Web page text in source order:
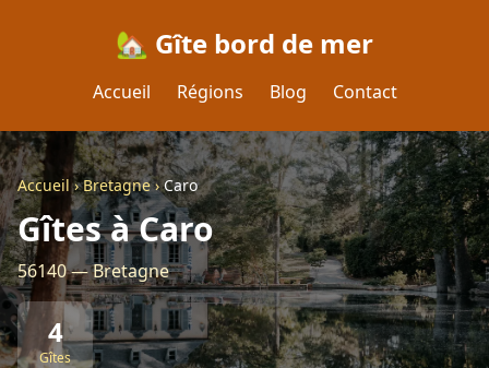
🏡 Gîte bord de mer
Accueil Régions Blog Contact
Accueil›Bretagne›Caro
Gîtes à Caro
56140 — Bretagne
4
Gîtes